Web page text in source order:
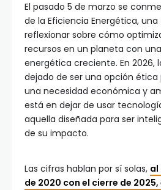
El pasado 5 de marzo se
de la Eficiencia Energética,
reflexionar sobre cómo
recursos en un planeta con
energética creciente. En 2026,
dejado de ser una opción
una necesidad económica y
está en dejar de usar
aquella diseñada para ser
de su impacto.
Las cifras hablan por sí solas, al
de 2020 con el cierre de